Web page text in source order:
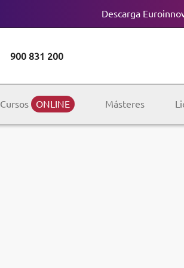
Descarga
900 831 200
ESTUDIOS
Licenciaturas
Doctorados
Cursos ONLINE Másteres